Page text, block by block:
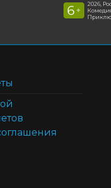
6 +
2026,